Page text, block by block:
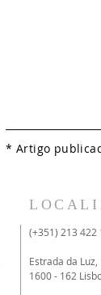
* Artigo
(+351) 213
Estrada da Luz,
1600 - 162